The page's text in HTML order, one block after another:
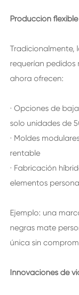
Producción
Tradicionalmente,
requerían pedidos
ahora ofrecen:
· Opciones de
solo unidades de
· Moldes
rentable
· Fabricación
elementos
Ejemplo: una
negras mate
única sin
Innovaciones de